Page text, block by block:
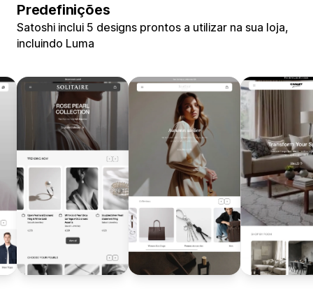
Predefinições
Satoshi inclui 5 designs prontos a utilizar na sua loja,
incluindo Luma